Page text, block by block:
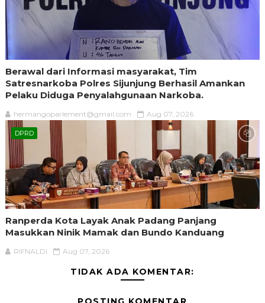
Berawal dari Informasi masyarakat, Tim
Satresnarkoba Polres Sijunjung Berhasil Amankan
Pelaku Diduga Penyalahgunaan Narkoba.
hermangoparlement@gmail.com Aug 07, 2026
DPRD
Ranperda Kota Layak Anak Padang Panjang
Masukkan Ninik Mamak dan Bundo Kanduang
RIFNALDI Aug 07, 2026
TIDAK ADA KOMENTAR: